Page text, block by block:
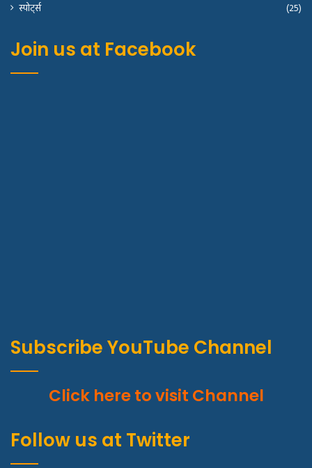
स्पोर्ट्स
(25)
Join us at Facebook
Subscribe YouTube Channel
Click here to visit Channel
Follow us at Twitter